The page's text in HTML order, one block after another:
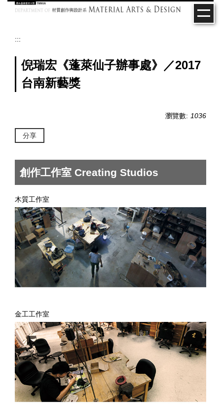
:::
倪瑞宏《蓬萊仙子辦事處》／2017
台南新藝獎
瀏覽數: 1036
分享
創作工作室 Creating Studios
木質工作室
金工工作室